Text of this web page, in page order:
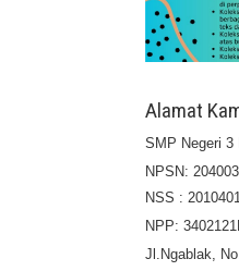
Alamat
SMP Negeri 3
NPSN:
NSS :
NPP:
Jl.Ngablak,